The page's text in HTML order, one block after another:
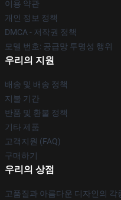
이용 약관
개인 정보 정책
DMCA - 저작권 정책
모델 번호: 공급망 투명성 행위
우리의 지원
배송 및 배송 정책
지불 기간
반품 및 환불 정책
기타 제품
고객지원 (FAQ)
구매하기
우리의 상점
고품질과 아름다운 디자인의 각